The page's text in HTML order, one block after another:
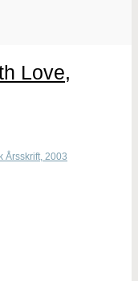
Love,